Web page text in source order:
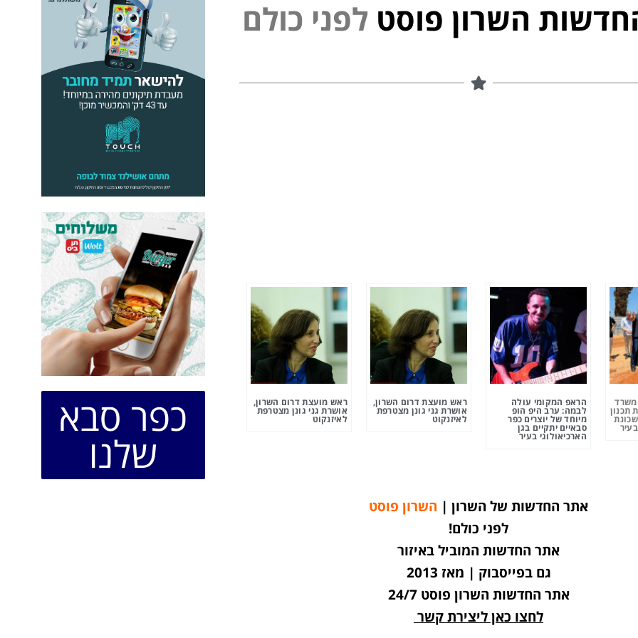
השרון פוסט י כולם
תכנון
הראפ המקומי עולה
לבמה: ערב היפ הופ
מיוחד של יוצרים כפר
סבאיים יתקיים בגן
הארכיאולוגי בעיר
ראש מועצת דרום השרון,
אושרת גני גונן מצטרפת
לאיזנקוט
ראש מועצת דרום השרון,
אושרת גני גונן מצטרפת
לאיזנקוט כפר סבא
שלנו
אתר החדשות של השרון | השרון פוסט
לפני כולם!
אתר החדשות המוביל באיזור
גם בפייסבוק | מאז 2013
אתר החדשות השרון פוסט 24/7
לחצו כאן ליצירת קשר